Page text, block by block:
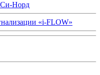
Норд
«i-FLOW»